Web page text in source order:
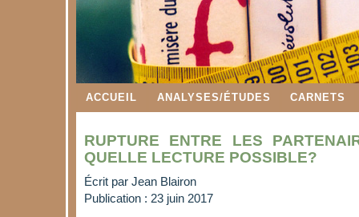
ACCUEIL ANALYSES/ÉTUDES CARNETS
RUPTURE ENTRE LES
QUELLE LECTURE POSSIBLE?
Écrit par Jean Blairon
Publication : 23 juin 2017